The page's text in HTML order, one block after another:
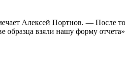
Алексей Портнов. — После
образца взяли нашу форму